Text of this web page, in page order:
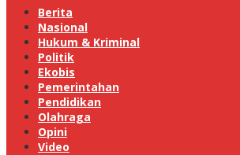
Berita
Nasional
Hukum & Kriminal
Politik
Ekobis
Pemerintahan
Pendidikan
Olahraga
Opini
Video